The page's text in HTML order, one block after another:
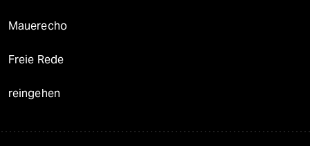
Mauerecho
Freie Rede
reingehen